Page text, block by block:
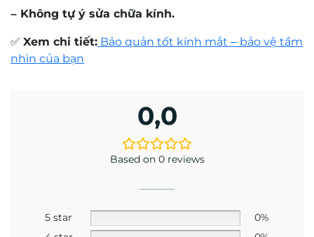
lâu dài.
tầm phong cách và chăm sóc ánh nhìn với sự tự tin
và đẳng cấp.